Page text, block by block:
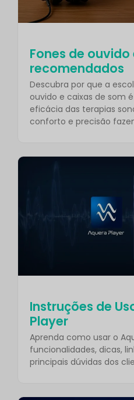
Fones de
recomendados
Descubra por que a
ouvido e caixas de som
eficácia das terapias
conforto e precisão
Instruções de
Player
Aprenda como usar o
funcionalidades, dicas,
principais dúvidas dos